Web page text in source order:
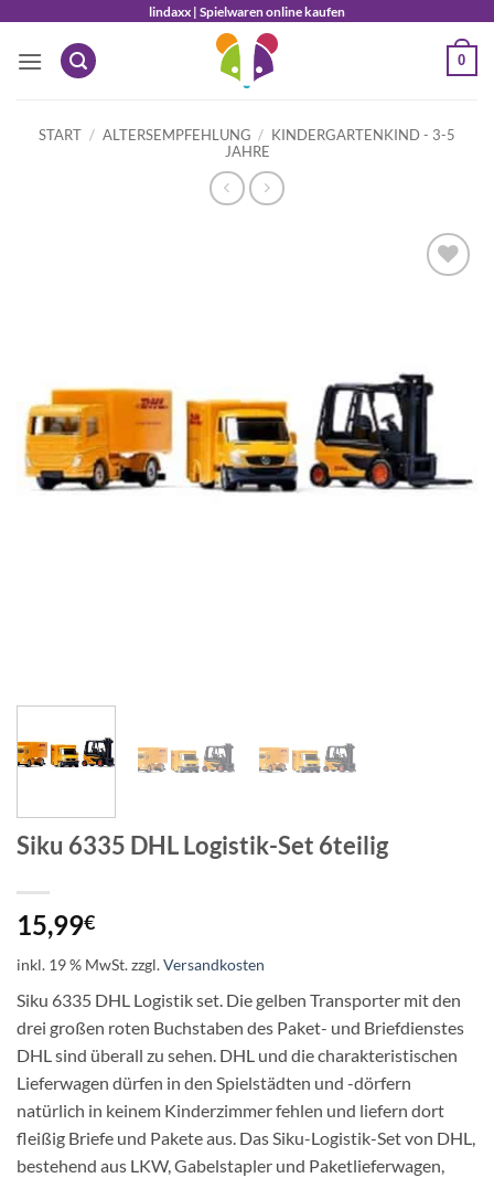
springen
lindaxx | Spielwaren online kaufen
0
START / ALTERSEMPFEHLUNG / KINDERGARTENKIND - 3-5
JAHRE
Siku 6335 DHL Logistik-Set 6teilig
15,99€
inkl. 19 % MwSt.zzgl.Versandkosten
Siku 6335 DHL Logistik set. Die gelben Transporter mit den
drei großen roten Buchstaben des Paket- und Briefdienstes
DHL sind überall zu sehen. DHL und die charakteristischen
Lieferwagen dürfen in den Spielstädten und -dörfern
natürlich in keinem Kinderzimmer fehlen und liefern dort
fleißig Briefe und Pakete aus. Das Siku-Logistik-Set von DHL,
bestehend aus LKW, Gabelstapler und Paketlieferwagen,